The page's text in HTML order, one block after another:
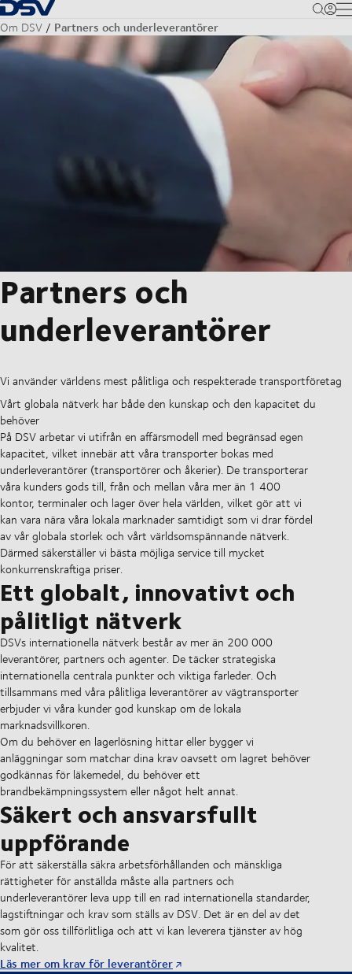
Tillbaka till hemsidan
Om DSV Partners och underleverantörer
Partners och
underleverantörer
Vi använder världens mest pålitliga och respekterade transportföretag
Vårt globala nätverk har både den kunskap och den kapacitet du
behöver
På DSV arbetar vi utifrån en affärsmodell med begränsad egen
kapacitet, vilket innebär att våra transporter bokas med
underleverantörer (transportörer och åkerier). De transporterar
våra kunders gods till, från och mellan våra mer än 1 400
kontor, terminaler och lager över hela världen, vilket gör att vi
kan vara nära våra lokala marknader samtidigt som vi drar fördel
av vår globala storlek och vårt världsomspännande nätverk.
Därmed säkerställer vi bästa möjliga service till mycket
konkurrenskraftiga priser.
Ett globalt, innovativt och
pålitligt nätverk
DSVs internationella nätverk består av mer än 200 000
leverantörer, partners och agenter. De täcker strategiska
internationella centrala punkter och viktiga farleder. Och
tillsammans med våra pålitliga leverantörer av vägtransporter
erbjuder vi våra kunder god kunskap om de lokala
marknadsvillkoren.
Om du behöver en lagerlösning hittar eller bygger vi
anläggningar som matchar dina krav oavsett om lagret behöver
godkännas för läkemedel, du behöver ett
brandbekämpningssystem eller något helt annat.
Säkert och ansvarsfullt
uppförande
För att säkerställa säkra arbetsförhållanden och mänskliga
rättigheter för anställda måste alla partners och
underleverantörer leva upp till en rad internationella standarder,
lagstiftningar och krav som ställs av DSV. Det är en del av det
som gör oss tillförlitliga och att vi kan leverera tjänster av hög
kvalitet.
Läs mer om krav för leverantörer